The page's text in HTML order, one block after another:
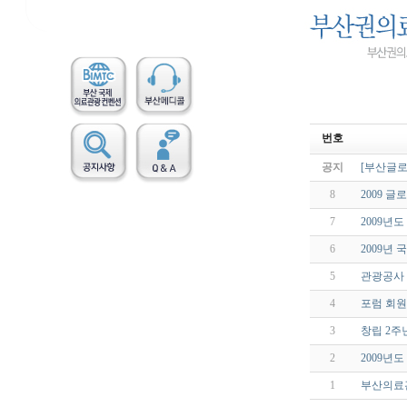
번호
공지 [부산글
8 2009 글
7 2009년
6 2009년
5 관광공
4 포럼 회
3 창립 2주
2 2009년
1 부산의